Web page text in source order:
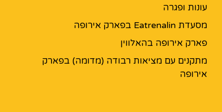
עונות ופגרה
מסעדת Eatrenalin בפארק אירופה
פארק אירופה בהאלווין
מתקנים עם מציאות רבודה (מדומה) בפארק
אירופה